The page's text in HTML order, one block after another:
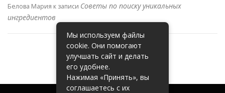
Белова Мария к записи Советы по поиску уникальных
ингредиентов
Мы используем файлы
cookie. Они помогают
улучшать сайт и делать
его удобнее.
Нажимая «Принять», вы
соглашаетесь с их